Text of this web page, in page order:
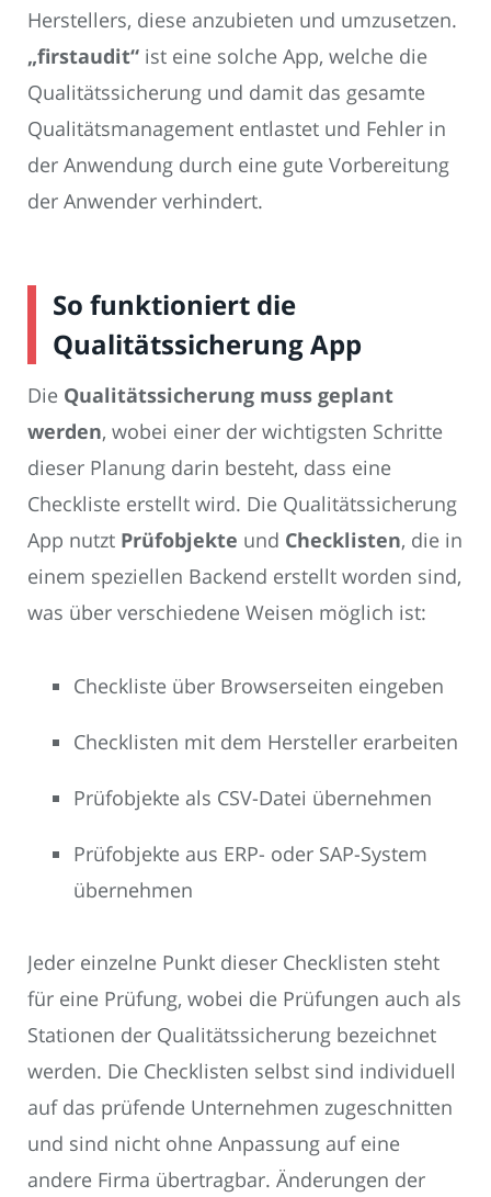
Herstellers, diese anzubieten und umzusetzen.
„firstaudit“ ist eine solche App, welche die
Qualitätssicherung und damit das gesamte
Qualitätsmanagement entlastet und Fehler in
der Anwendung durch eine gute Vorbereitung
der Anwender verhindert.
So funktioniert die
Qualitätssicherung App
Die Qualitätssicherung muss geplant
werden, wobei einer der wichtigsten Schritte
dieser Planung darin besteht, dass eine
Checkliste erstellt wird. Die Qualitätssicherung
App nutzt Prüfobjekte und Checklisten, die in
einem speziellen Backend erstellt worden sind,
was über verschiedene Weisen möglich ist:
Checkliste über Browserseiten eingeben
Checklisten mit dem Hersteller erarbeiten
Prüfobjekte als CSV-Datei übernehmen
Prüfobjekte aus ERP- oder SAP-System
übernehmen
Jeder einzelne Punkt dieser Checklisten steht
für eine Prüfung, wobei die Prüfungen auch als
Stationen der Qualitätssicherung bezeichnet
werden. Die Checklisten selbst sind individuell
auf das prüfende Unternehmen zugeschnitten
und sind nicht ohne Anpassung auf eine
andere Firma übertragbar. Änderungen der